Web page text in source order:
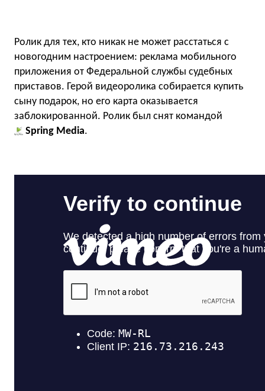
Ролик для тех, кто никак не может расстаться с
новогодним настроением: реклама мобильного
приложения от Федеральной службы судебных
приставов. Герой видеоролика собирается купить
сыну подарок, но его карта оказывается
заблокированной. Ролик был снят командой
Spring Media.